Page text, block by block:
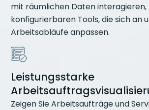
mit räumlichen Daten interagieren,
konfigurierbaren Tools, die sich an
Arbeitsabläufe anpassen.
Leistungsstarke
Zeigen Sie Arbeitsaufträge und